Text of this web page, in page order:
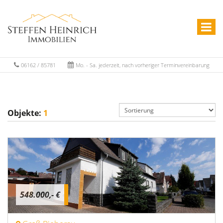
06162 / 85781 Mo. - Sa. jederzeit, nach vorheriger Terminvereinbarung
Objekte: 1
548.000,- €